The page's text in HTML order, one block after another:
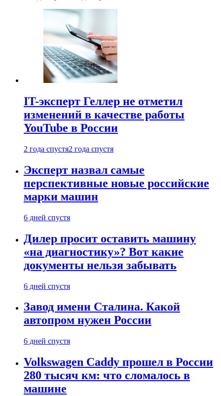
IT-эксперт Геллер не отметил
изменений в качестве работы
YouTube в России
2 года спустя2 года спустя
Эксперт назвал самые
перспективные новые российские
марки машин
6 дней спустя
Дилер просит оставить машину
«на диагностику»? Вот какие
документы нельзя забывать
6 дней спустя
Завод имени Сталина. Какой
автопром нужен России
6 дней спустя
Volkswagen Caddy прошел в России
280 тысяч км: что сломалось в
машине